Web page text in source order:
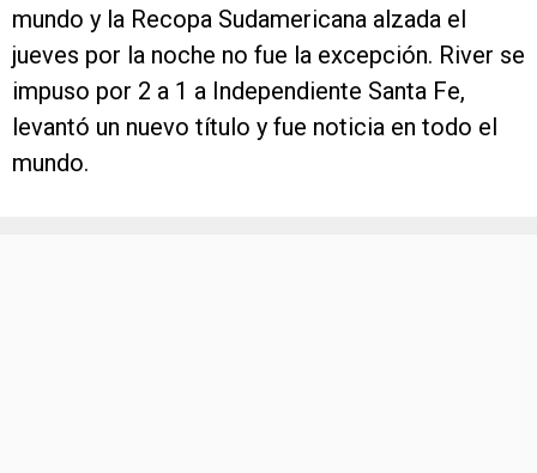
mundo y la Recopa Sudamericana alzada el
jueves por la noche no fue la excepción. River se
impuso por 2 a 1 a Independiente Santa Fe,
levantó un nuevo título y fue noticia en todo el
mundo.